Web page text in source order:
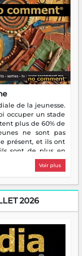
de la jeunesse.
occuper un stade
plus de 60% de
ne sont pas
présent, et ils ont
sont de plus en
risquer — souvent
avec cette
les nouvelles sont
de décrocher le
Elia rafle le Prix
oui, on pourrait
satisfait. Mais ce
La fougue, ça
flamme sans
Voir plus
2026